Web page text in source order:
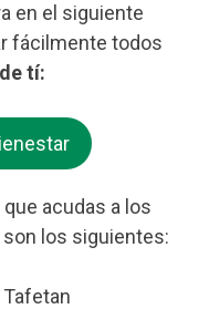
en el siguiente
fácilmente todos
tí:
acudas a los
son los siguientes: